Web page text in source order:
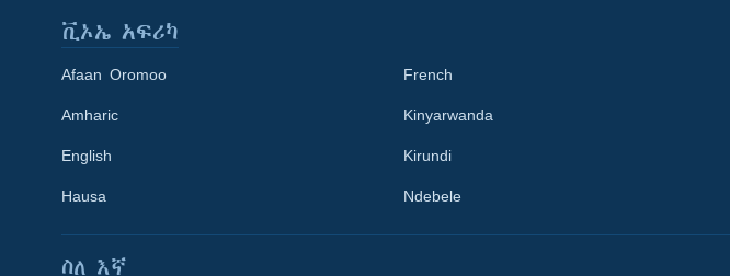
Learning English
ቪኦኤ አፍሪካ
Afaan Oromoo
Amharic
English
Hausa
French
Kinyarwanda
Kirundi
Ndebele
ስለ እኛ